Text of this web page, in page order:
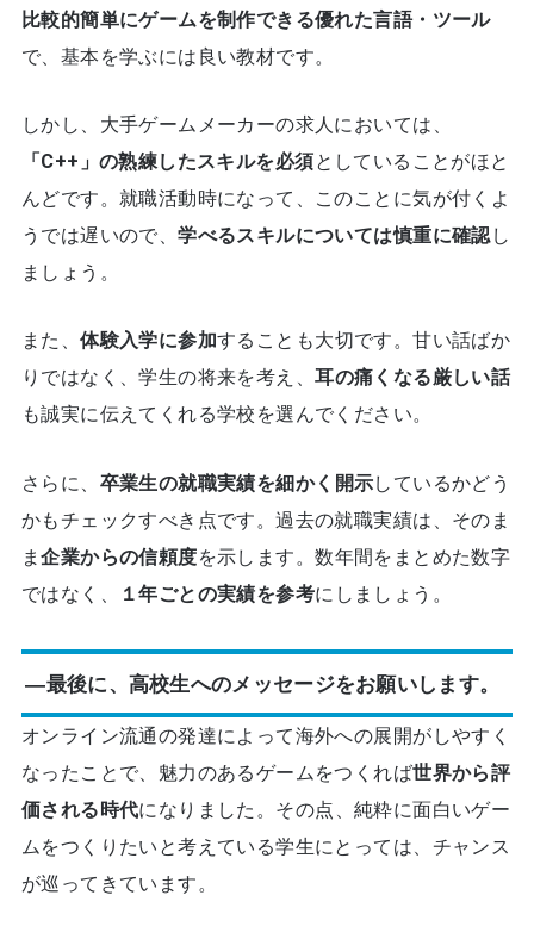
比較的簡単にゲームを制作できる優れた言語・ツール
で、基本を学ぶには良い教材です。
しかし、大手ゲームメーカーの求人においては、
「C++」の熟練したスキルを必須としていることがほと
んどです。就職活動時になって、このことに気が付くよ
うでは遅いので、学べるスキルについては慎重に確認し
ましょう。
また、体験入学に参加することも大切です。甘い話ばか
りではなく、学生の将来を考え、耳の痛くなる厳しい話
も誠実に伝えてくれる学校を選んでください。
さらに、 卒業生の就職実績を細かく開示しているかどう
かもチェックすべき点です。過去の就職実績は、そのま
ま企業からの信頼度を示します。数年間をまとめた数字
ではなく、
１年ごとの実績を参考にしましょう。
―最後に、高校生へのメッセージをお願いします。
オンライン流通の発達によって海外への展開がしやすく
なったことで、魅力のあるゲームをつくれば世界から評
価される時代になりました。その点、純粋に面白いゲー
ムをつくりたいと考えている学生にとっては、チャンス
が巡ってきています。